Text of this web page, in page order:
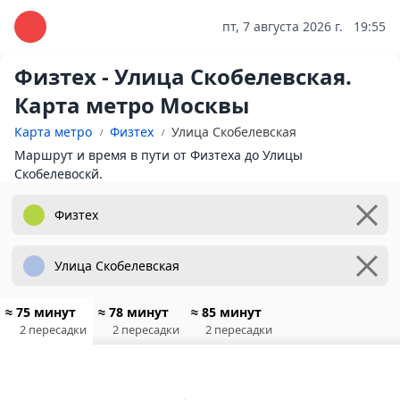
пт, 7 августа 2026 г. 19:55
Физтех - Улица Скобелевская.
Карта метро Москвы
Карта метро Физтех
Улица Скобелевская
Маршрут и время в пути от Физтеха до Улицы
Скобелевоскй.
≈ 75 минут
2 пересадки
≈ 78 минут
2 пересадки
≈ 85 минут
2 пересадки